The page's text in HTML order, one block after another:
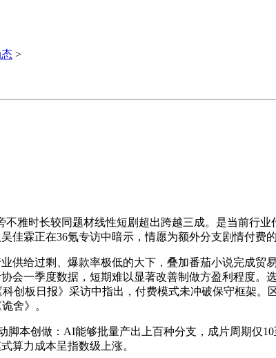
>
时长较同题材线性短剧超出跨越三成。是当前行
霖正在36氪专访中暗示，情愿为额外分支剧情付费
给过剩、爆款率极低的大下，叠加番茄小说完成贸
会一季度数据，短期难以显著改善制做方盈利程度。
创板日报》采访中指出，付费模式未冲破保守框架
舍》。
本创做：AI能够批量产出上百种分支，成片周期仅
算力成本呈指数级上涨。